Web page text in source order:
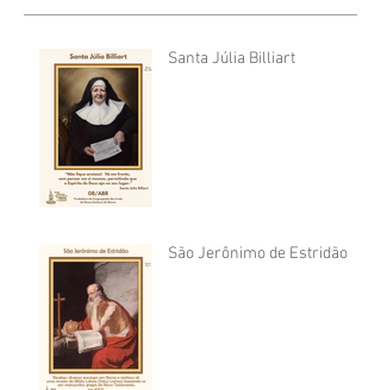
Santa Júlia Billiart
São Jerônimo de Estridão